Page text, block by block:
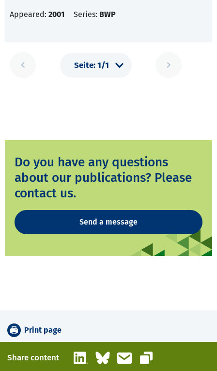
Appeared: 2001 Series: BWP
Do you have any questions
about our publications? Please
contact us.
Send a message
Print page
Share content LinkedInBlueskyEmail
Copy link